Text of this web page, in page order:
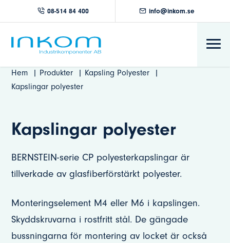
08-514 84 400 info@inkom.se
Hem Produkter
Kapsling Polyester
Kapslingar polyester
Kapslingar polyester
BERNSTEIN-serie CP polyesterkapslingar är
tillverkade av glasfiberförstärkt polyester.
Monteringselement M4 eller M6 i kapslingen.
Skyddskruvarna i rostfritt stål. De gängade
bussningarna för montering av locket är också